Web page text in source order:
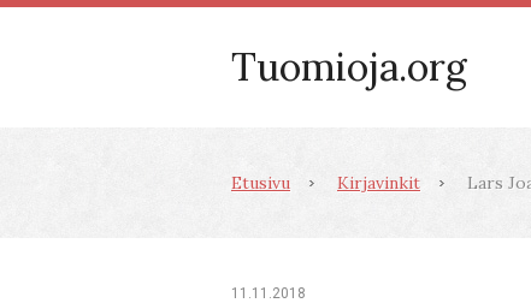
Tuomioja.org
Etusivu Kirjavinkit Lars
11.11.2018